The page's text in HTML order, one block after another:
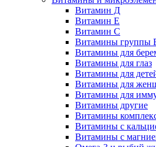
Витамин Д
Витамин Е
Витамин С
Витамины группы
Витамины для
Витамины для глаз
Витамины для
Витамины для
Витамины для
Витамины другие
Витамины
Витамины с
Витамины с